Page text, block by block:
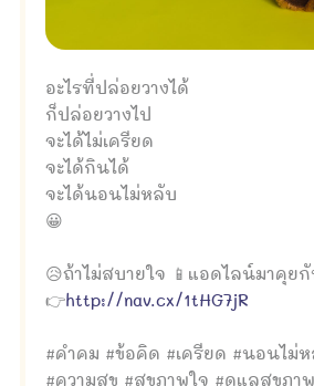
อะไรที่ปล่อยวางได้
ก็ปล่อยวางไป
จะได้ไม่เครียด
จะได้กินได้
จะได้นอนไม่หลับ
😀
😥ถ้าไม่สบายใจ 📱แอดไลน์มาคุย
👉http://nav.cx/1tHG7jR
#คำคม #ข้อคิด #เครียด #นอนไม่
#ความสุข #สุขภาพใจ #ดูแลสุขภา